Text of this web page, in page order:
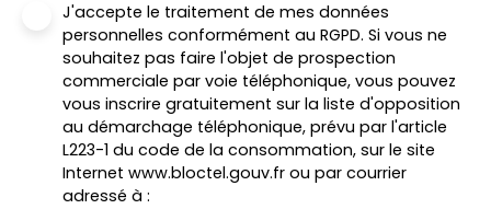
J'accepte le traitement de mes données
personnelles conformément au RGPD. Si vous ne
souhaitez pas faire l'objet de prospection
commerciale par voie téléphonique, vous pouvez
vous inscrire gratuitement sur la liste d'opposition
au démarchage téléphonique, prévu par l'article
L223-1 du code de la consommation, sur le site
Internet www.bloctel.gouv.fr ou par courrier
adressé à :